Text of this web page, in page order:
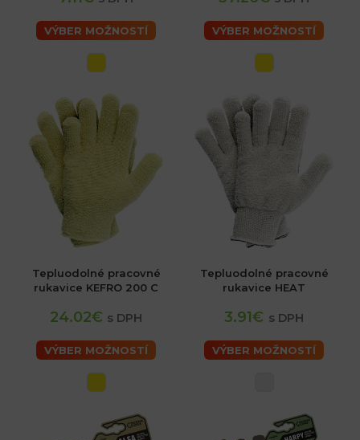
VÝBER MOŽNOSTÍ VÝBER MOŽNOSTÍ
Tepluodolné pracovné
rukavice KEFRO 200 C
24.02€ s DPH
VÝBER MOŽNOSTÍ
Tepluodolné pracovné
rukavice HEAT
3.91€ s DPH
VÝBER MOŽNOSTÍ